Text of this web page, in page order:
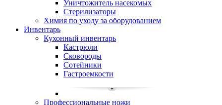
Уничтожитель насекомых
Стерилизаторы
Химия по уходу за оборудованием
Инвентарь
Кухонный инвентарь
Кастрюли
Сковороды
Сотейники
Гастроемкости
Профессиональные ножи